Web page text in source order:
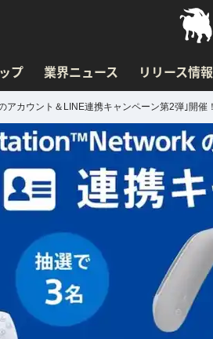
プ 業界ニュース リリース情報
アカウント＆LINE連携キャンペーン第2弾｣開催！